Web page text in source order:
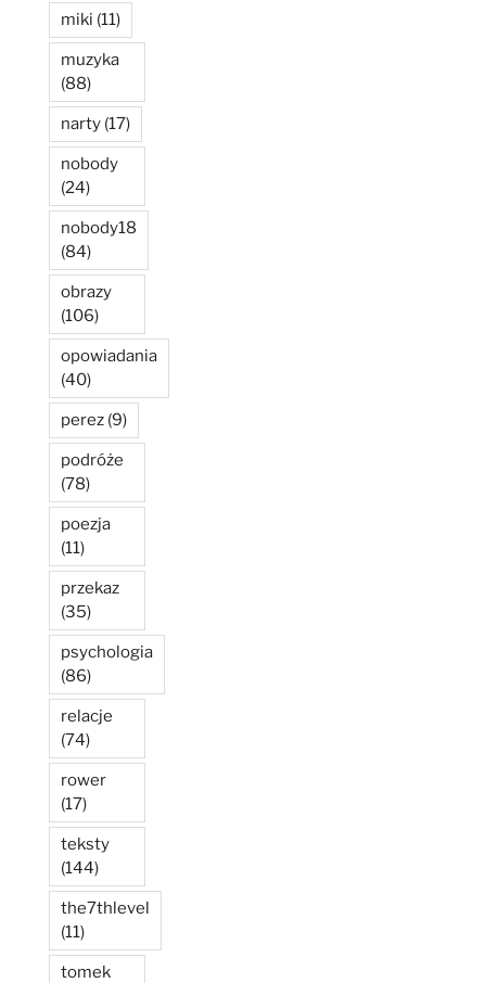
miki (11)
muzyka
(88)
narty (17)
nobody
(24)
nobody18
(84)
obrazy
(106)
opowiadania
(40)
perez (9)
podróże
(78)
poezja
(11)
przekaz
(35)
psychologia
(86)
relacje
(74)
rower
(17)
teksty
(144)
the7thlevel
(11)
tomek